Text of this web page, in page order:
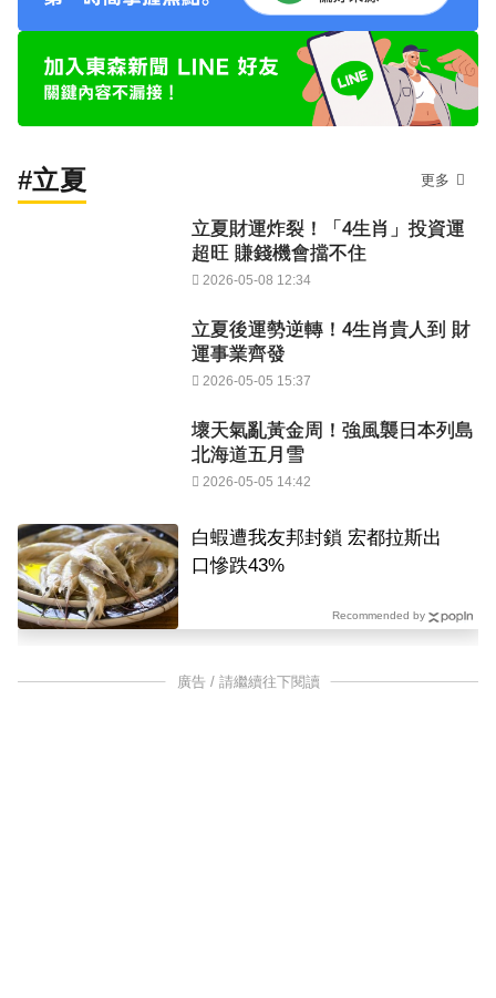
#立夏 更多
立夏財運炸裂！「4生肖」投資運
超旺 賺錢機會擋不住
2026-05-08 12:34
立夏後運勢逆轉！4生肖貴人到 財
運事業齊發
2026-05-05 15:37
壞天氣亂黃金周！強風襲日本列島
北海道五月雪
2026-05-05 14:42
白蝦遭我友邦封鎖 宏都拉斯出
口慘跌43%
Recommended by
廣告 / 請繼續往下閱讀